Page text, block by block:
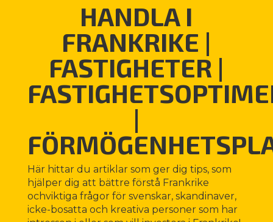
HANDLA I
FRANKRIKE |
FASTIGHETER |
|
Här hittar du artiklar som ger dig tips, som
hjälper dig att bättre förstå Frankrike
ochviktiga frågor för svenskar, skandinaver,
icke-bosatta och kreativa personer som har